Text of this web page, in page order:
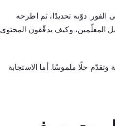
دوّنه تحديدًا، ثم اطرحه
المعلّمين، وكيف يدقّقون المحتوى
حلًا ملموسًا. أما الاستجابة